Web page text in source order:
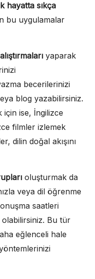
hayatta sıkça
bu uygulamalar
yaparak
becerilerinizi
blog yazabilirsiniz.
için ise, İngilizce
filmler izlemek
dilin doğal akışını
oluşturmak da
veya dil öğrenme
saatleri
Bu tür
eğlenceli hale